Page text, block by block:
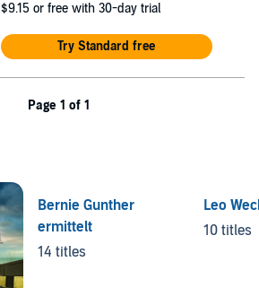
$9.15 or free with 30-day trial
Try Standard free
Page 1 of 1
Bernie Gunther
ermittelt
14 titles
Leo
10 titles